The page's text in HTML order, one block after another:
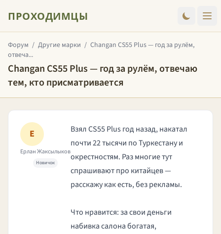
ПРОХОДИМЦЫ
Форум / Другие марки / Changan CS55 Plus — год за рулём,
отвеча...
Changan CS55 Plus — год за рулём, отвечаю
тем, кто присматривается
Е
Ерлан Жаксылыков
Новичок
Взял CS55 Plus год назад, накатал
почти 22 тысячи по Туркестану и
окрестностям. Раз многие тут
спрашивают про китайцев —
расскажу как есть, без рекламы.
Что нравится: за свои деньги
набивка салона богатая,